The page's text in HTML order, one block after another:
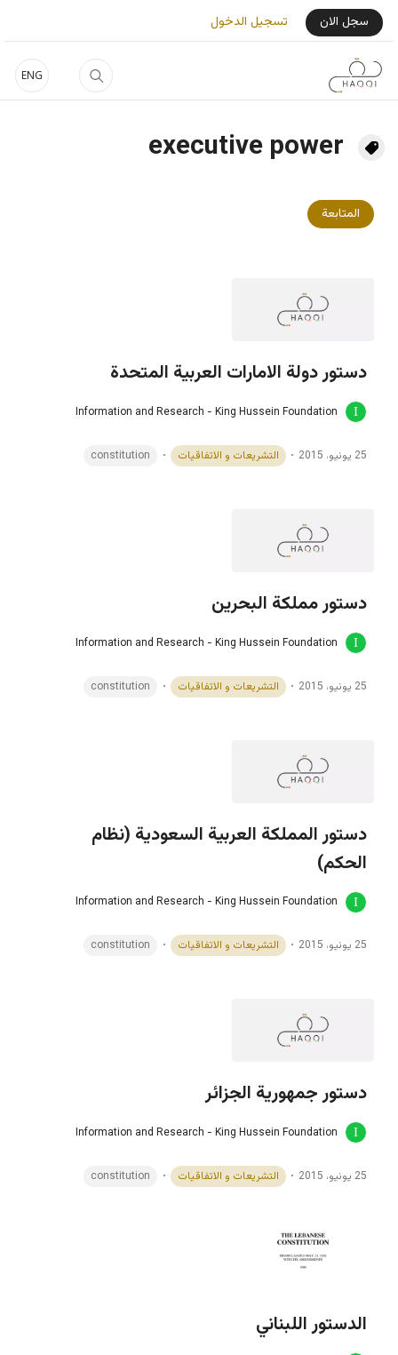
تجاوز إلى المحتوى الرئيسي
ENG
User Login Menu
سجل الان تسجيل الدخول
executive power
المتابعة
دستور دولة الامارات العربية المتحدة
Information and Research - King Hussein Foundation
25 يونيو، 2015 التشريعات و الاتفاقيات constitution
دستور مملكة البحرين
Information and Research - King Hussein Foundation
25 يونيو، 2015 التشريعات و الاتفاقيات constitution
دستور المملكة العربية السعودية (نظام
الحكم)
Information and Research - King Hussein Foundation
25 يونيو، 2015 التشريعات و الاتفاقيات constitution
دستور جمهورية الجزائر
Information and Research - King Hussein Foundation
25 يونيو، 2015 التشريعات و الاتفاقيات constitution
الدستور اللبناني